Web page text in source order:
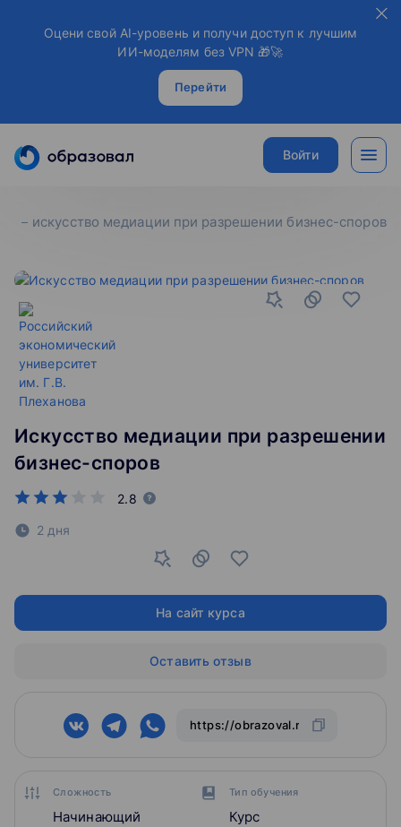
Оцени свой AI-уровень и получи доступ к лучшим
ИИ-моделям без VPN 🎁🚀
Перейти
Войти
искусство медиации при разрешении бизнес-споров
Сложность
Начинающий
Тип обучения
Курс
Искусство медиации при разрешении
бизнес-споров
2.8
2 дня
На сайт курса
Оставить отзыв